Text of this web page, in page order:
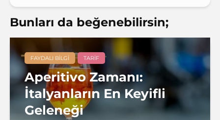
Bunları da beğenebilirsin;
FAYDALI BILGI TARIF
Aperitivo Zamanı:
İtalyanların En Keyifli
Geleneği